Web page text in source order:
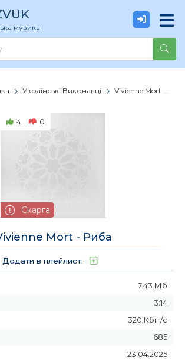
музика
Українські Виконавці Vivienne Mort
4 0
Скарга
Mort - Риба
Додати в плейлист:
7.43 Мб
3:14
320 Кбіт/с
685
23.04.2025